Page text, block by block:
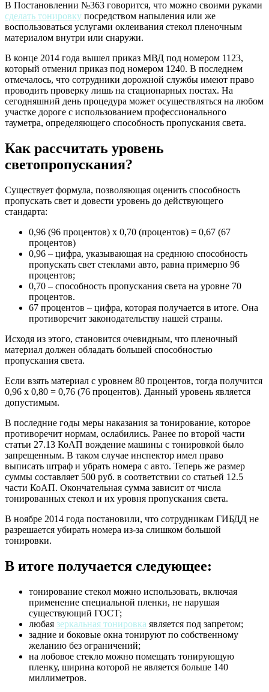
В Постановлении №363 говорится, что можно своими руками
сделать тонировку посредством напыления или же
воспользоваться услугами оклеивания стекол пленочным
материалом внутри или снаружи.
В конце 2014 года вышел приказ МВД под номером 1123,
который отменил приказ под номером 1240. В последнем
отмечалось, что сотрудники дорожной службы имеют право
проводить проверку лишь на стационарных постах. На
сегодняшний день процедура может осуществляться на любом
участке дороге с использованием профессионального
тауметра, определяющего способность пропускания света.
Как рассчитать уровень
светопропускания?
Существует формула, позволяющая оценить способность
пропускать свет и довести уровень до действующего
стандарта:
0,96 (96 процентов) х 0,70 (процентов) = 0,67 (67
процентов)
0,96 – цифра, указывающая на среднюю способность
пропускать свет стеклами авто, равна примерно 96
процентов;
0,70 – способность пропускания света на уровне 70
процентов.
67 процентов – цифра, которая получается в итоге. Она
противоречит законодательству нашей страны.
Исходя из этого, становится очевидным, что пленочный
материал должен обладать большей способностью
пропускания света.
Если взять материал с уровнем 80 процентов, тогда получится
0,96 х 0,80 = 0,76 (76 процентов). Данный уровень является
допустимым.
В последние годы меры наказания за тонирование, которое
противоречит нормам, ослабились. Ранее по второй части
статьи 27.13 КоАП вождение машины с тонировкой было
запрещенным. В таком случае инспектор имел право
выписать штраф и убрать номера с авто. Теперь же размер
суммы составляет 500 руб. в соответствии со статьей 12.5
части КоАП. Окончательная сумма зависит от числа
тонированных стекол и их уровня пропускания света.
В ноябре 2014 года постановили, что сотрудникам ГИБДД не
разрешается убирать номера из-за слишком большой
тонировки.
В итоге получается следующее:
тонирование стекол можно использовать, включая
применение специальной пленки, не нарушая
существующий ГОСТ;
любая зеркальная тонировка является под запретом;
задние и боковые окна тонируют по собственному
желанию без ограничений;
на лобовое стекло можно помещать тонирующую
пленку, ширина которой не является больше 140
миллиметров.